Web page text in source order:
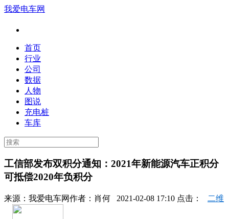
我爱电车网
首页
行业
公司
数据
人物
图说
充电桩
车库
工信部发布双积分通知：2021年新能源汽车正积分
可抵偿2020年负积分
来源： 我爱电车网作者： 肖何 2021-02-08 17:10 点击： 二维